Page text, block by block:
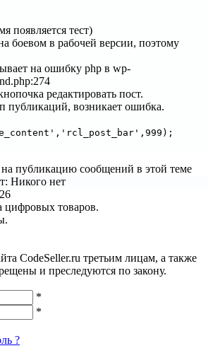
появляется тест)
боевом в рабочей версии, поэтому
на ошибку php в wp-
редактировать пост.
публикаций, возникает ошибка.
публикацию сообщений в этой теме
Никого нет
цифровых товаров.
CodeSeller.ru третьим лицам, а также
и преследуются по закону.
*
*
?